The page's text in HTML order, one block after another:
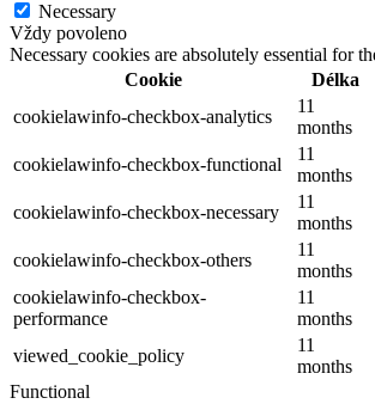
Necessary
Vždy povoleno
Necessary cookies are absolutely essential for
Cookie
Délka
cookielawinfo-checkbox-analytics
11
months
cookielawinfo-checkbox-functional
11
months
cookielawinfo-checkbox-necessary
11
months
cookielawinfo-checkbox-others
11
months
cookielawinfo-checkbox-
performance
11
months
viewed_cookie_policy
11
months
Functional